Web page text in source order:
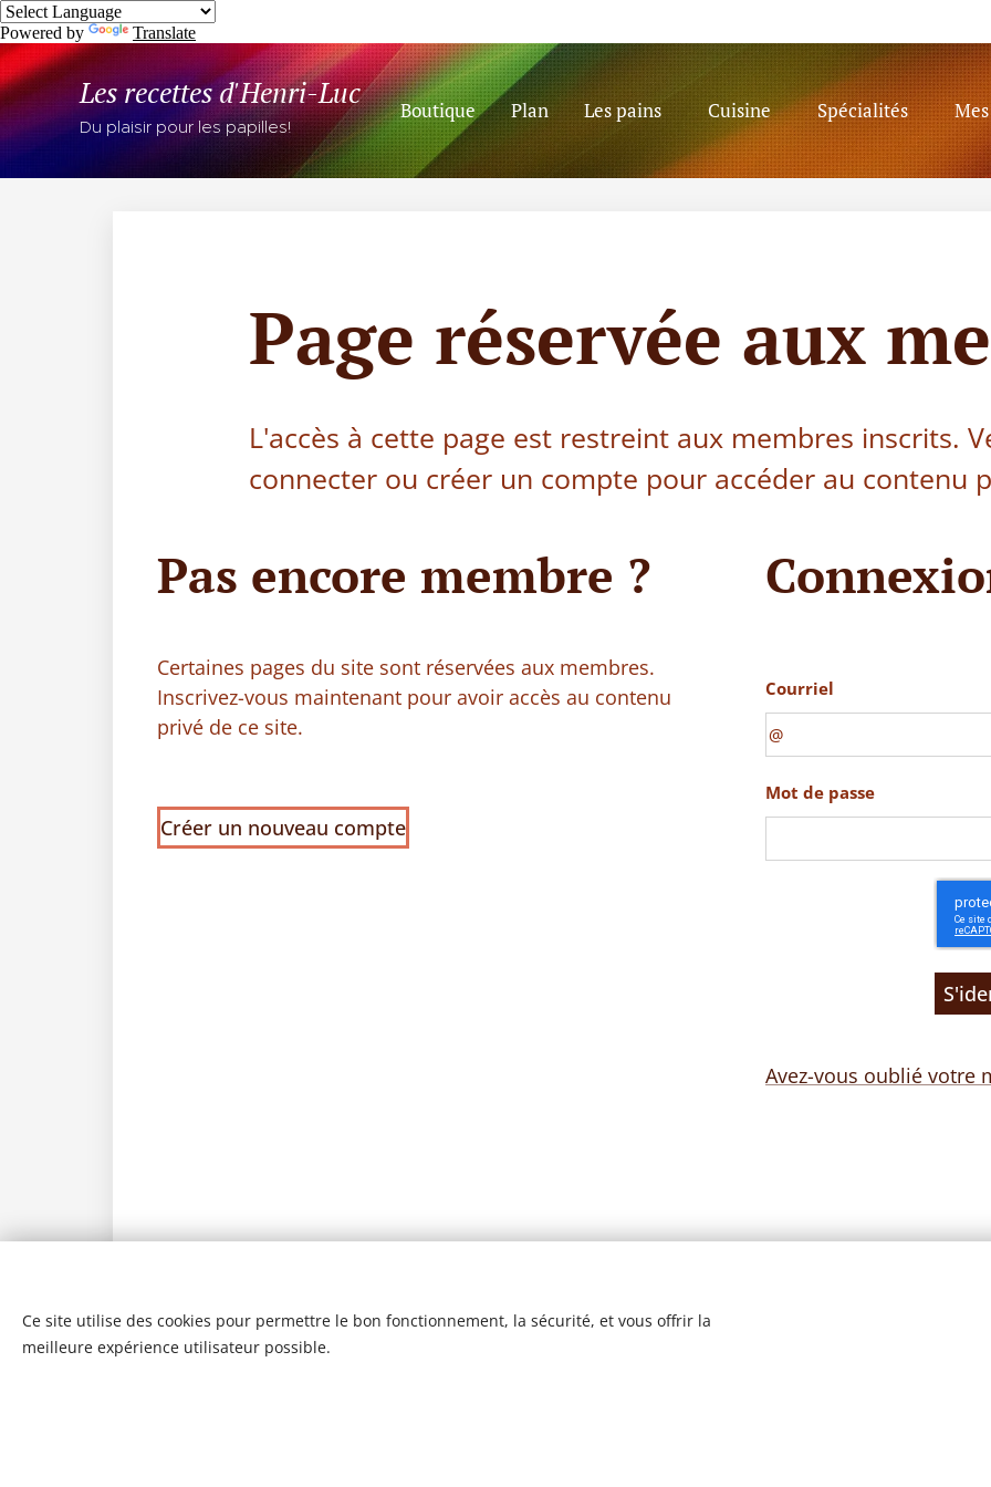
Powered by Translate
Les recettes d'Henri-Luc
Du plaisir pour les papilles!
Boutique Plan Les pains Cuisine Spécialités
Page réservée aux
L'accès à cette page est restreint aux membres inscrits.
connecter ou créer un compte pour accéder au contenu
Pas encore membre ?
Certaines pages du site sont réservées aux membres.
Inscrivez-vous maintenant pour avoir accès au contenu
privé de ce site.
Créer un nouveau compte
Courriel
Mot de passe
Avez-vous oublié votre
Ce site utilise des cookies pour permettre le bon fonctionnement, la sécurité, et vous offrir la
meilleure expérience utilisateur possible.